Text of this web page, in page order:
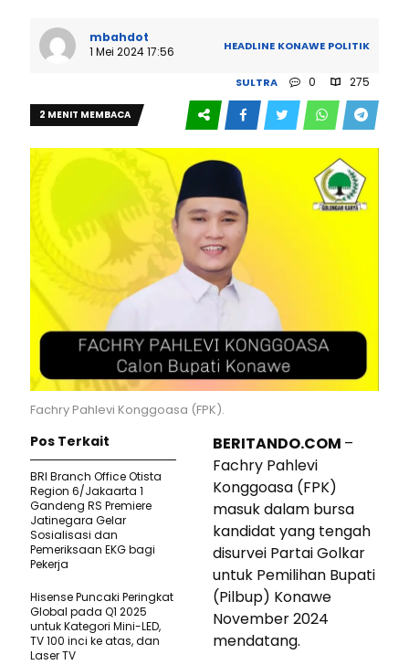
mbahdot
1 Mei 2024 17:56
HEADLINE KONAWE POLITIK
SULTRA 0 275
2 MENIT MEMBACA
Fachry Pahlevi Konggoasa (FPK).
BERITANDO.COM –
Fachry Pahlevi
Konggoasa (FPK)
masuk dalam bursa
kandidat yang tengah
disurvei Partai Golkar
untuk Pemilihan Bupati
(Pilbup) Konawe
November 2024
mendatang.
Pos Terkait
BRI Branch Office Otista
Region 6/Jakaarta 1
Gandeng RS Premiere
Jatinegara Gelar
Sosialisasi dan
Pemeriksaan EKG bagi
Pekerja
Hisense Puncaki Peringkat
Global pada Q1 2025
untuk Kategori Mini-LED,
TV 100 inci ke atas, dan
Laser TV